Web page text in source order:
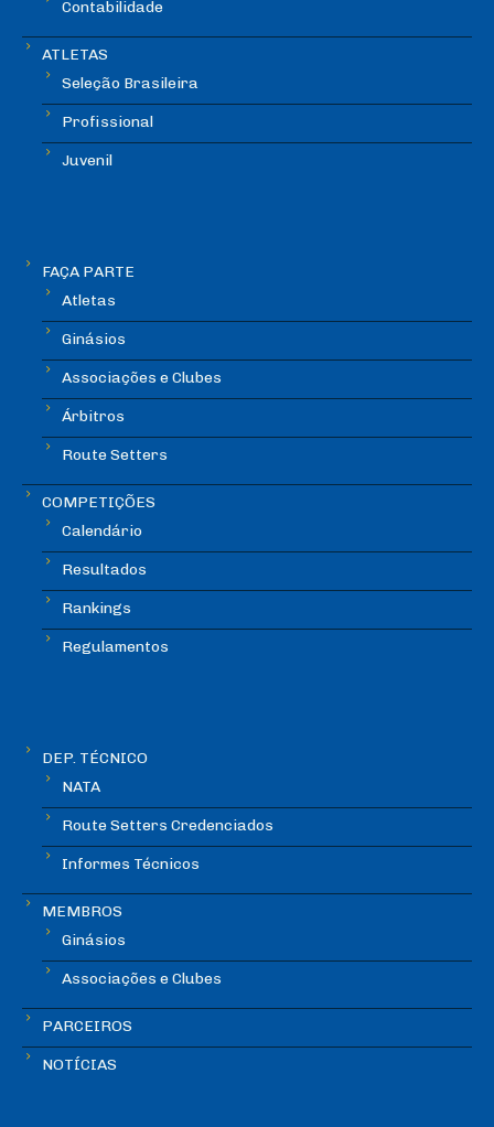
Contabilidade
ATLETAS
Seleção Brasileira
Profissional
Juvenil
FAÇA PARTE
Atletas
Ginásios
Associações e Clubes
Árbitros
Route Setters
COMPETIÇÕES
Calendário
Resultados
Rankings
Regulamentos
DEP. TÉCNICO
NATA
Route Setters Credenciados
Informes Técnicos
MEMBROS
Ginásios
Associações e Clubes
PARCEIROS
NOTÍCIAS